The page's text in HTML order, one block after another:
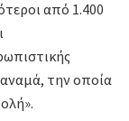
από 1.400
την οποία